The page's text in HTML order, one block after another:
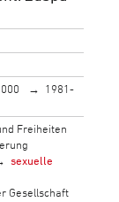
1981-
Freiheiten
sexuelle
Gesellschaft